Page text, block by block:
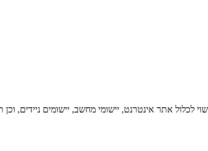
אתר אינטרנט, יישומי מחשב, יישומים ניידים, וכן